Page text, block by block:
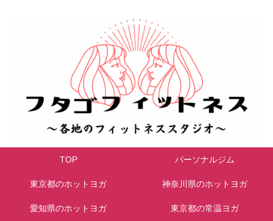
TOP パーソナルジム
東京都のホットヨガ 神奈川県のホットヨガ
愛知県のホットヨガ 東京都の常温ヨガ